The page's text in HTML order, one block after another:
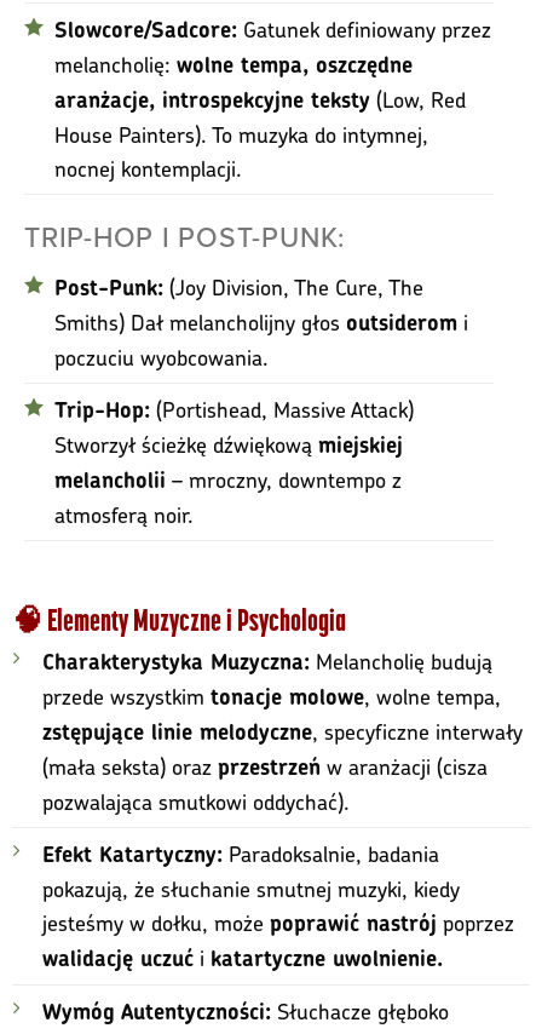
Slowcore/Sadcore: Gatunek definiowany przez
melancholię: wolne tempa, oszczędne
aranżacje, introspekcyjne teksty (Low, Red
House Painters). To muzyka do intymnej,
nocnej kontemplacji.
TRIP-HOP I POST-PUNK:
Post-Punk: (Joy Division, The Cure, The
Smiths) Dał melancholijny głos outsiderom i
poczuciu wyobcowania.
Trip-Hop: (Portishead, Massive Attack)
Stworzył ścieżkę dźwiękową miejskiej
melancholii – mroczny, downtempo z
atmosferą noir.
🧠 Elementy Muzyczne i Psychologia
Charakterystyka Muzyczna: Melancholię budują
przede wszystkim tonacje molowe, wolne tempa,
zstępujące linie melodyczne, specyficzne interwały
(mała seksta) oraz przestrzeń w aranżacji (cisza
pozwalająca smutkowi oddychać).
Efekt Katartyczny: Paradoksalnie, badania
pokazują, że słuchanie smutnej muzyki, kiedy
jesteśmy w dołku, może poprawić nastrój poprzez
walidację uczuć i katartyczne uwolnienie.
Wymóg Autentyczności: Słuchacze głęboko